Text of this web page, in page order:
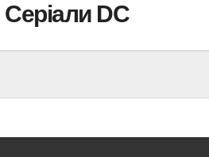
Серіали DC